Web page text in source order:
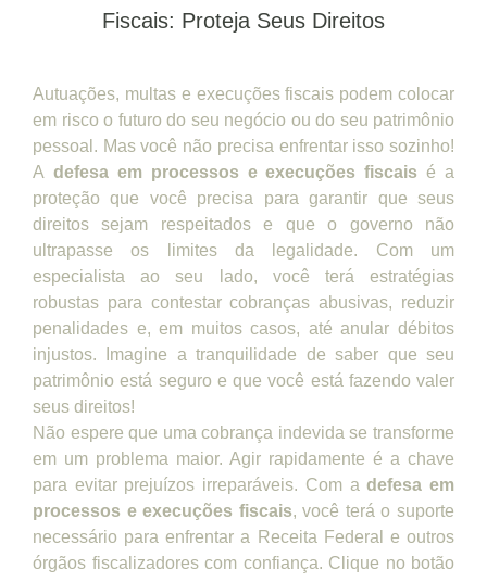
Fiscais: Proteja Seus Direitos
Autuações, multas e execuções fiscais podem colocar
em risco o futuro do seu negócio ou do seu patrimônio
pessoal. Mas você não precisa enfrentar isso sozinho!
A defesa em processos e execuções fiscais é a
proteção que você precisa para garantir que seus
direitos sejam respeitados e que o governo não
ultrapasse os limites da legalidade. Com um
especialista ao seu lado, você terá estratégias
robustas para contestar cobranças abusivas, reduzir
penalidades e, em muitos casos, até anular débitos
injustos. Imagine a tranquilidade de saber que seu
patrimônio está seguro e que você está fazendo valer
seus direitos!
Não espere que uma cobrança indevida se transforme
em um problema maior. Agir rapidamente é a chave
para evitar prejuízos irreparáveis. Com adefesa em
processos e execuções fiscais, você terá o suporte
necessário para enfrentar a Receita Federal e outros
órgãos fiscalizadores com confiança. Clique no botão